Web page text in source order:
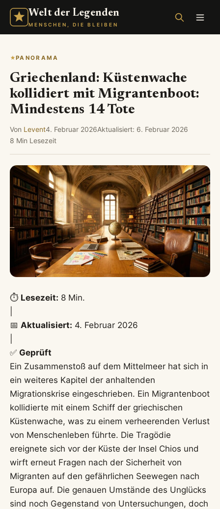
Welt der Legenden
MENSCHEN, DIE BLEIBEN
PANORAMA
Griechenland: Küstenwache
kollidiert mit Migrantenboot:
Mindestens 14 Tote
Von Levent4. Februar 2026Aktualisiert: 6. Februar 2026
8 Min Lesezeit
⏱️ Lesezeit: 8 Min.
📅 Aktualisiert: 4. Februar 2026
✅ Geprüft
Ein Zusammenstoß auf dem Mittelmeer hat sich in
ein weiteres Kapitel der anhaltenden
Migrationskrise eingeschrieben. Ein Migrantenboot
kollidierte mit einem Schiff der griechischen
Küstenwache, was zu einem verheerenden Verlust
von Menschenleben führte. Die Tragödie
ereignete sich vor der Küste der Insel Chios und
wirft erneut Fragen nach der Sicherheit von
Migranten auf den gefährlichen Seewegen nach
Europa auf. Die genauen Umstände des Unglücks
sind noch Gegenstand von Untersuchungen, doch